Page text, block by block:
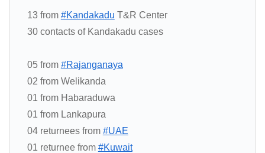
13 from #Kandakadu T&R Center
30 contacts of Kandakadu cases
05 from #Rajanganaya
02 from Welikanda
01 from Habaraduwa
01 from Lankapura
04 returnees from #UAE
01 returnee from #Kuwait